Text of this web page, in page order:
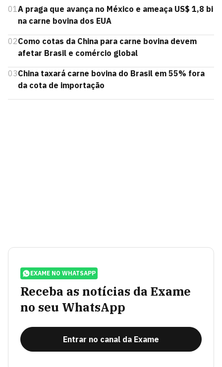
01A praga que avança no México e ameaça US$ 1,8 bi
na carne bovina dos EUA
02Como cotas da China para carne bovina devem
afetar Brasil e comércio global
03China taxará carne bovina do Brasil em 55% fora
da cota de importação
EXAME NO WHATSAPP
Receba as notícias da Exame
no seu WhatsApp
Entrar no canal da Exame